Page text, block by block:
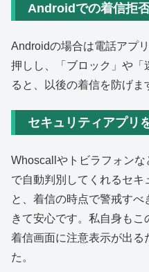
Androidでの着信拒
Androidの場合は電話アプ
押しし、「ブロック」や「
ると、以後の着信を防げま
セキュリティアプリ
Whoscallやトビラフォン
で自動判別してくれるセキ
と、着信の時点で警戒す
きて安心です。私自身もこ
着信画面に注意表示が出る
た。